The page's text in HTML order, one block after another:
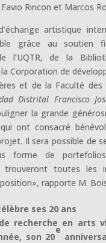
Rincon et Marcos
artistique
grâce au soutien
l’UQTR, de la
Corporation de
et de la Faculté des
Distrital Francisco
la grande
ont consacré
Il sera possible de
forme de
trouveront toutes les
rapporte M.
ses 20 ans
de recherche en arts
son 20
e